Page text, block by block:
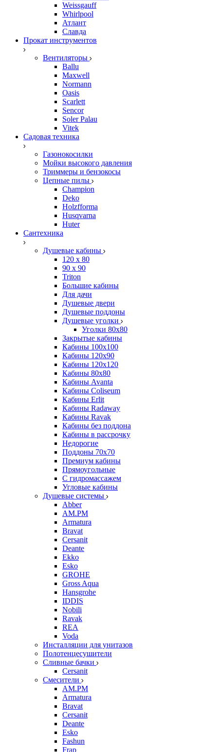
Weissgauff
Whirlpool
Атлант
Славда
Прокат инструментов
Вентиляторы
Ballu
Maxwell
Normann
Oasis
Scarlett
Sencor
Soler Palau
Vitek
Садовая техника
Газонокосилки
Мойки высокого давления
Триммеры и бензокосы
Цепные пилы
Champion
Deko
Holzfforma
Husqvarna
Huter
Сантехника
Душевые кабины
120 x 80
90 х 90
Triton
Большие кабины
Для дачи
Душевые двери
Душевые поддоны
Душевые уголки
Уголки 80х80
Закрытые кабины
Кабины 100x100
Кабины 120x90
Кабины 120х120
Кабины 80х80
Кабины Avanta
Кабины Coliseum
Кабины Erlit
Кабины Radaway
Кабины Ravak
Кабины без поддона
Кабины в рассрочку
Недорогие
Поддоны 70x70
Премиум кабины
Прямоугольные
С гидромассажем
Угловые кабины
Душевые системы
Abber
AM.PM
Armatura
Bravat
Cersanit
Deante
Ekko
Esko
GROHE
Gross Aqua
Hansgrohe
IDDIS
Nobili
Ravak
REA
Voda
Инсталляции для унитазов
Полотенцесушители
Сливные бачки
Cersanit
Смесители
AM.PM
Armatura
Bravat
Cersanit
Deante
Esko
Fashun
Frap